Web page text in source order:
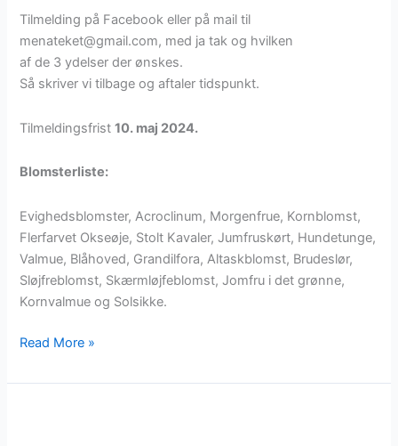
Tilmelding på Facebook eller på mail til
menateket@gmail.com, med ja tak og hvilken
af de 3 ydelser der ønskes.
Så skriver vi tilbage og aftaler tidspunkt.
Tilmeldingsfrist10. maj 2024.
Blomsterliste:
Evighedsblomster, Acroclinum, Morgenfrue, Kornblomst,
Flerfarvet Okseøje, Stolt Kavaler, Jumfruskørt, Hundetunge,
Valmue, Blåhoved, Grandilfora, Altaskblomst, Brudeslør,
Sløjfreblomst, Skærmløjfeblomst, Jomfru i det grønne,
Kornvalmue og Solsikke.
Få
Vilde
Read More »